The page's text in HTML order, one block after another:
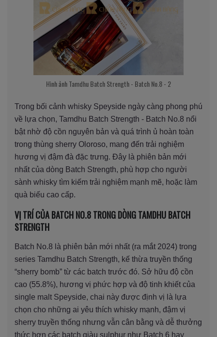
Hình ảnh Tamdhu Batch Strength - Batch No.8 - 2
Trong bối cảnh whisky Speyside ngày càng phong phú
về lựa chọn, Tamdhu Batch Strength - Batch No.8 nổi
bật nhờ độ cồn nguyên bản và quá trình ủ hoàn toàn
trong thùng sherry Oloroso, mang đến trải nghiệm
hương vị đậm đà đặc trưng. Đây là phiên bản mới
nhất của dòng Batch Strength, phù hợp cho người
sành whisky tìm kiếm trải nghiệm mạnh mẽ, hoặc làm
quà biếu cao cấp.
VỊ TRÍ CỦA BATCH NO.8 TRONG DÒNG TAMDHU BATCH
STRENGTH
Batch No.8 là phiên bản mới nhất (ra mắt 2024) trong
series Tamdhu Batch Strength, kế thừa truyền thống
“sherry bomb” từ các batch trước đó. Sở hữu độ cồn
cao (55.8%), hương vị phức hợp và độ tinh khiết của
single malt Speyside, chai này được định vị là lựa
chọn cho những ai yêu thích whisky mạnh, đậm vị
sherry truyền thống nhưng vẫn cân bằng và dễ thưởng
thức hơn các batch giàu sulphur như Batch 6 hay